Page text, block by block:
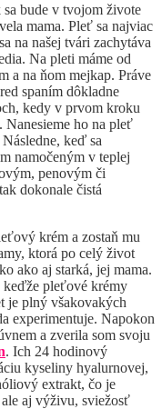
bude v tvojom živote
mama. Pleť sa najviac
na našej tvári zachytáva
Na pleti máme od
a na ňom mejkap. Práve
spaním dôkladne
kedy v prvom kroku
Nanesieme ho na pleť
keď sa
namočeným v teplej
penovým či
dokonale čistá
krém a zostaň mu
ktorá po celý život
ako aj starká, jej mama.
keďže pleťové krémy
je plný všakovakých
experimentuje. Napokon
a zverila som svoju
. Ich 24 hodinový
kyseliny hyalurnovej,
extrakt, čo je
aj výživu, sviežosť